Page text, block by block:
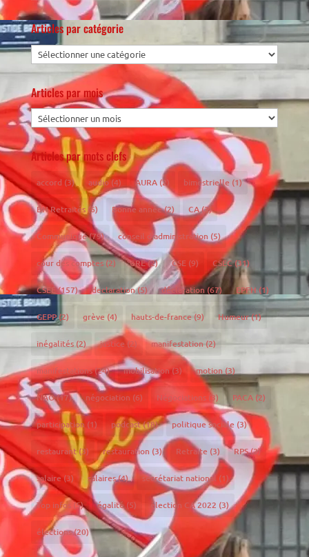
Articles par catégorie
Articles par mois
Articles par mots clefs
accord (3) audio(4) AURA(2) bimestrielle (1)
BN Retraités(6) Bonne année(2) CA(3)
Communiqué(79) conseil d'administration(5)
cour des comptes(2) CRE(2) CSE(9) CSEC(31)
CSEE(157) declaration(5) déclaration(67) EPFH (1)
GEPP(2) grève(4) hauts-de-france(9) Humeur(1)
inégalités(2) justice(2) manifestation(2)
manifestations(24) mobilisation(3) motion(3)
NAO(17) négociation (6) Négociations(3) PACA(2)
participation (1) podcast(18) politique sociale(3)
restaurant(3) restauration (3) Retraite (3) RPS(2)
salaire(3) salaires(4) secrétariat national (1)
Top infos(5) égalité(5) élection CA 2022 (3)
élections(20)